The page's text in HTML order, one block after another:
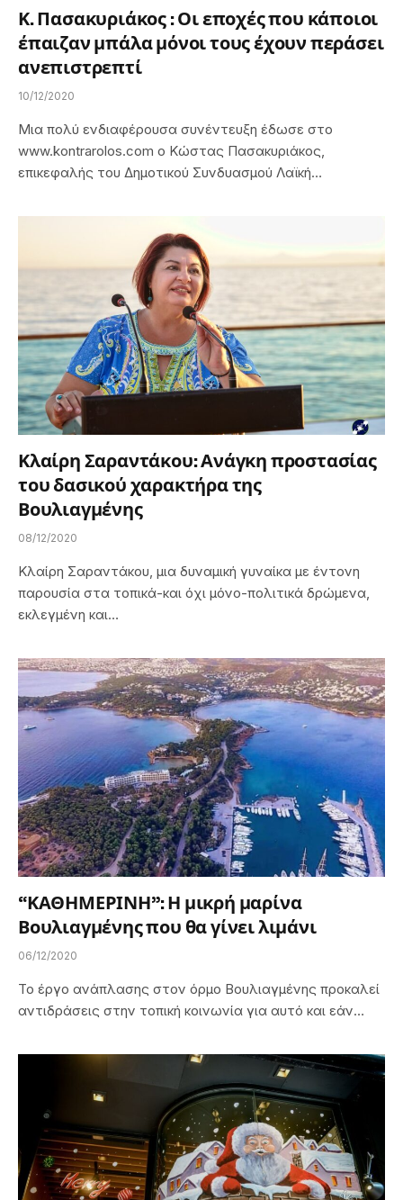
Κ. Πασακυριάκος : Οι εποχές που κάποιοι
έπαιζαν μπάλα μόνοι τους έχουν περάσει
ανεπιστρεπτί
10/12/2020
Μια πολύ ενδιαφέρουσα συνέντευξη έδωσε στο
www.kontrarolos.com ο Κώστας Πασακυριάκος,
επικεφαλής του Δημοτικού Συνδυασμού Λαϊκή…
Κλαίρη Σαραντάκου: Ανάγκη προστασίας
του δασικού χαρακτήρα της
Βουλιαγμένης
08/12/2020
Κλαίρη Σαραντάκου, μια δυναμική γυναίκα με έντονη
παρουσία στα τοπικά-και όχι μόνο-πολιτικά δρώμενα,
εκλεγμένη και…
“ΚΑΘΗΜΕΡΙΝΗ”: Η μικρή μαρίνα
Βουλιαγμένης που θα γίνει λιμάνι
06/12/2020
Το έργο ανάπλασης στον όρμο Βουλιαγμένης προκαλεί
αντιδράσεις στην τοπική κοινωνία για αυτό και εάν…